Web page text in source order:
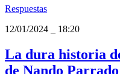
Respuestas
12/01/2024
18:20
La dura historia
de Nando